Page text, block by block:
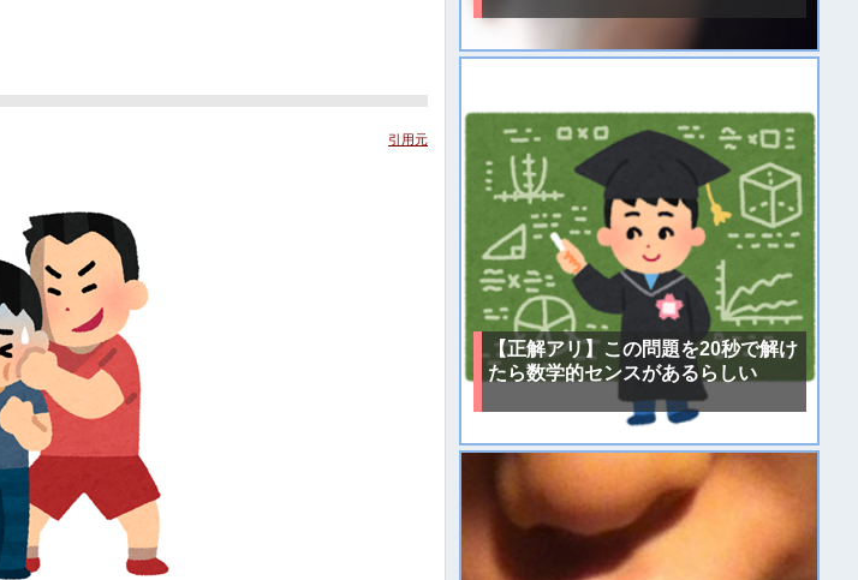
引用元
【正解アリ】この問題を20秒で解け
たら数学的センスがあるらしい